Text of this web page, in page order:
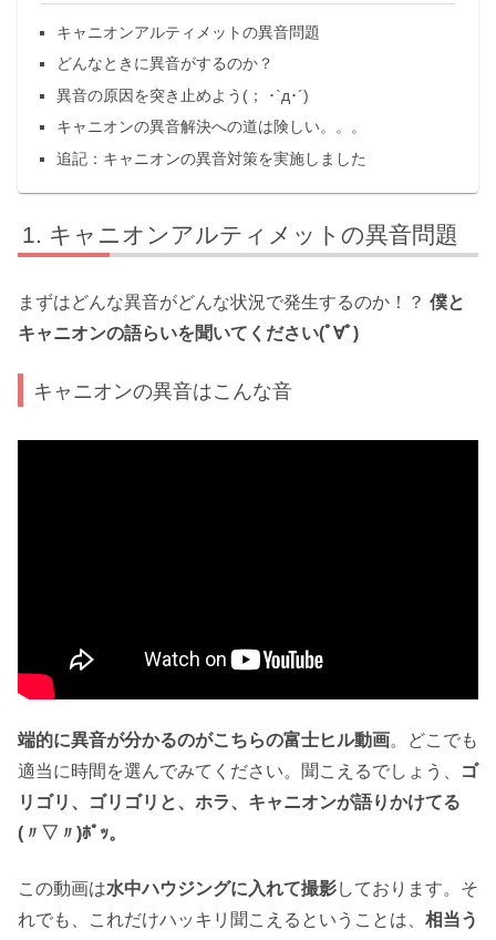
キャニオンアルティメットの異音問題
どんなときに異音がするのか？
異音の原因を突き止めよう(； ･`д･´)
キャニオンの異音解決への道は険しい。。。
追記：キャニオンの異音対策を実施しました
キャニオンアルティメットの異音問題
まずはどんな異音がどんな状況で発生するのか！？ 僕と
キャニオンの語らいを聞いてください(ﾟ∀ﾟ)
キャニオンの異音はこんな音
端的に異音が分かるのがこちらの富士ヒル動画。どこでも
適当に時間を選んでみてください。聞こえるでしょう、
ゴ
リゴリ、ゴリゴリと、ホラ、キャニオンが語りかけてる
(〃▽〃)ﾎﾟｯ。
この動画は水中ハウジングに入れて撮影しております。そ
れでも、これだけハッキリ聞こえるということは、 相当う